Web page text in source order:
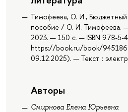
Тимофеева, О. И., Бюджетный
пособие / О. И. Тимофеева.
2023. — 150 с. — ISBN 978-5-
https://book.ru/book/945186
09.12.2025). — Текст :
Авторы
Смирнова Елена Юрьевна